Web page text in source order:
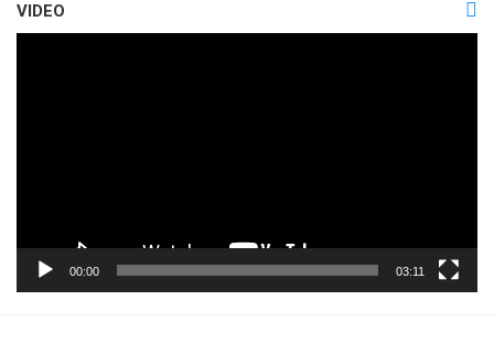
VIDEO
00:00 03:11